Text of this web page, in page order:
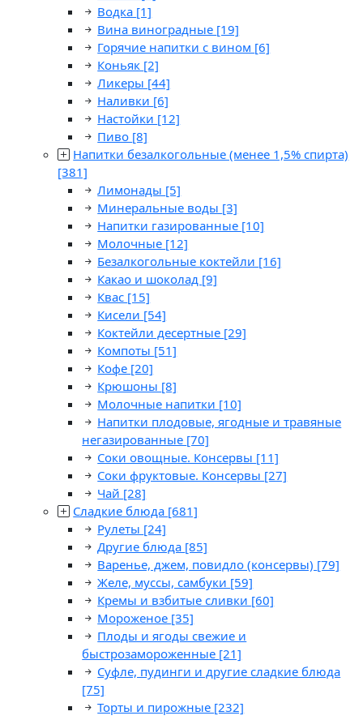
Водка [1]
Вина виноградные [19]
Горячие напитки с вином [6]
Коньяк [2]
Ликеры [44]
Наливки [6]
Настойки [12]
Пиво [8]
Напитки безалкогольные (менее 1,5% спирта)
[381]
Лимонады [5]
Минеральные воды [3]
Напитки газированные [10]
Молочные [12]
Безалкогольные коктейли [16]
Какао и шоколад [9]
Квас [15]
Кисели [54]
Коктейли десертные [29]
Компоты [51]
Кофе [20]
Крюшоны [8]
Молочные напитки [10]
Напитки плодовые, ягодные и травяные
негазированные [70]
Соки овощные. Консервы [11]
Соки фруктовые. Консервы [27]
Чай [28]
Сладкие блюда [681]
Рулеты [24]
Другие блюда [85]
Варенье, джем, повидло (консервы) [79]
Желе, муссы, самбуки [59]
Кремы и взбитые сливки [60]
Мороженое [35]
Плоды и ягоды свежие и
быстрозамороженные [21]
Суфле, пудинги и другие сладкие блюда
[75]
Торты и пирожные [232]